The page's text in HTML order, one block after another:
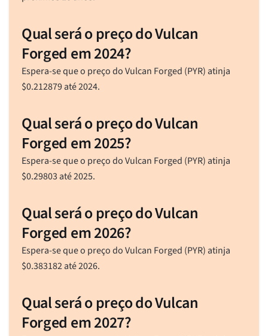
Qual será o preço do Vulcan
Forged em 2024?
Espera-se que o preço do Vulcan Forged (PYR) atinja
$0.212879até 2024.
Qual será o preço do Vulcan
Forged em 2025?
Espera-se que o preço do Vulcan Forged (PYR) atinja
$0.29803 até 2025.
Qual será o preço do Vulcan
Forged em 2026?
Espera-se que o preço do Vulcan Forged (PYR) atinja
$0.383182até 2026.
Qual será o preço do Vulcan
Forged em 2027?